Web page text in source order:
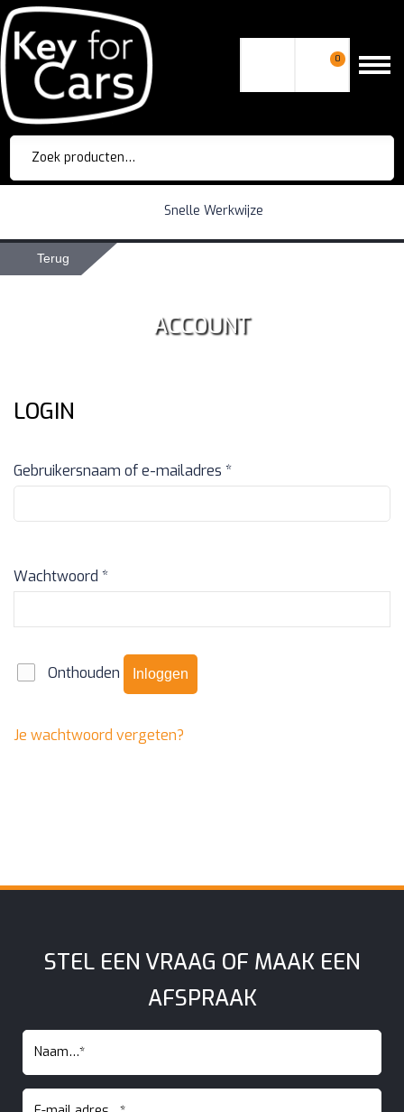
0
Zoeken
naar:
Snelle Werkwijze
Terug
ACCOUNT
LOGIN
Gebruikersnaam of e-mailadres *Vereist
Wachtwoord *Vereist
Onthouden Inloggen
Je wachtwoord vergeten?
STEL EEN VRAAG OF MAAK EEN
AFSPRAAK